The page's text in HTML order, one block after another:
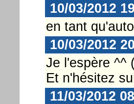
10/03/2012
en tant
10/03/2012
Je l'espère ^^
Et n'hésitez
11/03/2012